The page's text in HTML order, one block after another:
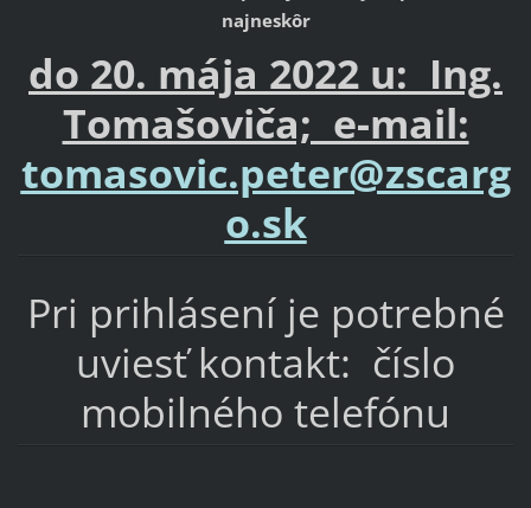
najneskôr
do 20. mája 2022 u: Ing.
Tomašoviča; e-mail:
tomasovic.peter@zscarg
o.sk
Pri prihlásení je potrebné
uviesť kontakt: číslo
mobilného telefónu